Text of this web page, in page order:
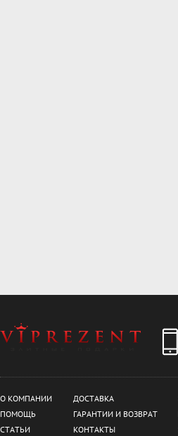
О КОМПАНИИ
ПОМОЩЬ
СТАТЬИ
ДОСТАВКА
ГАРАНТИИ И ВОЗВРАТ
КОНТАКТЫ